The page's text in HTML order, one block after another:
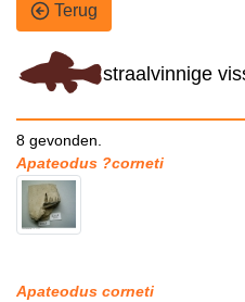
Terug
straalvinnige
8 gevonden.
Apateodus ?corneti
Apateodus corneti